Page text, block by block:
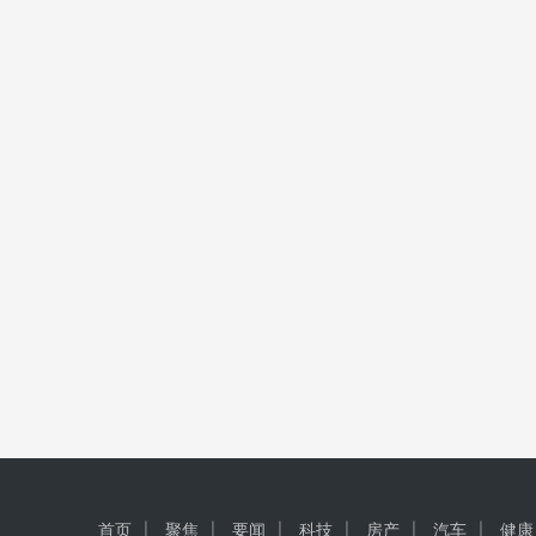
首页 聚焦 要闻 科技 房产 汽车 健康